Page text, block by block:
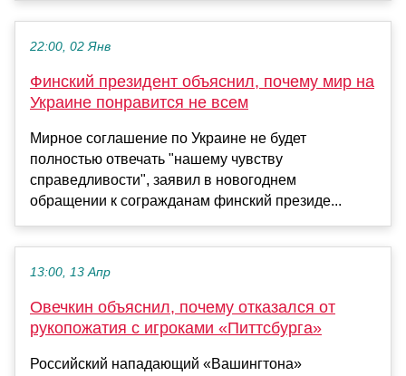
22:00, 02 Янв
Финский президент объяснил, почему мир на
Украине понравится не всем
Мирное соглашение по Украине не будет
полностью отвечать "нашему чувству
справедливости", заявил в новогоднем
обращении к согражданам финский президе...
13:00, 13 Апр
Овечкин объяснил, почему отказался от
рукопожатия с игроками «Питтсбурга»
Российский нападающий «Вашингтона»